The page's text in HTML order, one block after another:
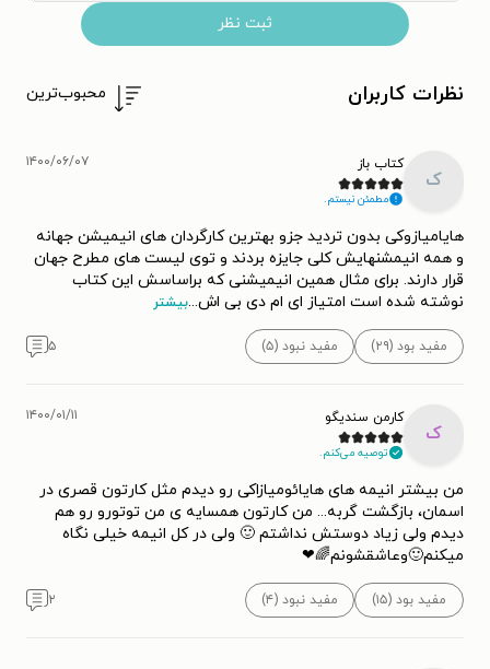
ثبت نظر
نظرات کاربران محبوب‌ترین
ک
کتاب باز
مطمئن نیستم.
۱۴۰۰/۰۶/۰۷
هایامیازوکی بدون تردید جزو بهترین کارگردان های انیمیشن جهانه
و همه انیمشنهایش کلی جایزه بردند و توی لیست های مطرح جهان
قرار دارند. برای مثال همین انیمیشنی که براساسش این کتاب
نوشته شده است امتیاز ای ام دی بی اش...بیشتر
مفید بود (۲۹) مفید نبود (۵) ۵
ک
کارمن سندیگو
توصیه می‌کنم.
۱۴۰۰/۰۱/۱۱
من بیشتر انیمه های هایائومیازاکی رو دیدم مثل کارتون قصری در
اسمان، بازگشت گربه... من کارتون همسایه ی من توتورو رو هم
دیدم ولی زیاد دوستش نداشتم 🙂 ولی در کل انیمه خیلی نگاه
میکنم🙂وعاشقشونم🌈❤
مفید بود (۱۵) مفید نبود (۴) ۲